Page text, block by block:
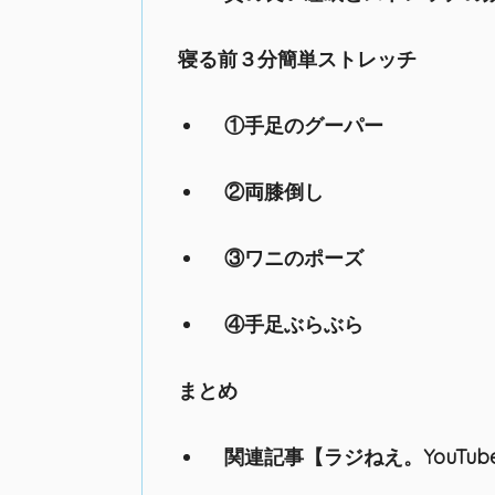
寝る前３分簡単ストレッチ
①手足のグーパー
②両膝倒し
③ワニのポーズ
④手足ぶらぶら
まとめ
関連記事【ラジねえ。